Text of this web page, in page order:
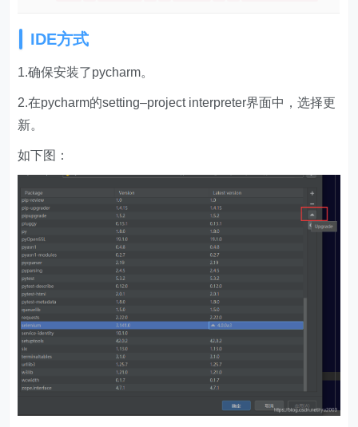
IDE方式
1.确保安装了pycharm。
2.在pycharm的setting–project interpreter界面中，选择更
新。
如下图：